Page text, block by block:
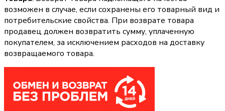
возможен в случае, если сохранены его товарный вид и
потребительские свойства. При возврате товара
продавец должен возвратить сумму, уплаченную
покупателем, за исключением расходов на доставку
возвращаемого товара.